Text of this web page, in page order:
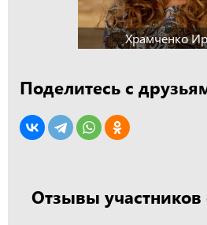
Храмченко
Поделитесь с
Отзывы участников